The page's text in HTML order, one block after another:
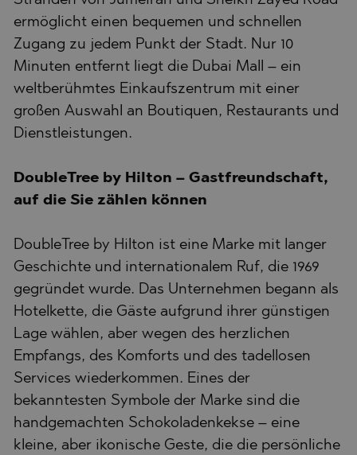
ermöglicht einen bequemen und schnellen
Zugang zu jedem Punkt der Stadt. Nur 10
Minuten entfernt liegt die Dubai Mall – ein
weltberühmtes Einkaufszentrum mit einer
großen Auswahl an Boutiquen, Restaurants und
Dienstleistungen.
DoubleTree by Hilton – Gastfreundschaft,
auf die Sie zählen können
DoubleTree by Hilton ist eine Marke mit langer
Geschichte und internationalem Ruf, die 1969
gegründet wurde. Das Unternehmen begann als
Hotelkette, die Gäste aufgrund ihrer günstigen
Lage wählen, aber wegen des herzlichen
Empfangs, des Komforts und des tadellosen
Services wiederkommen. Eines der
bekanntesten Symbole der Marke sind die
handgemachten Schokoladenkekse – eine
kleine, aber ikonische Geste, die die persönliche